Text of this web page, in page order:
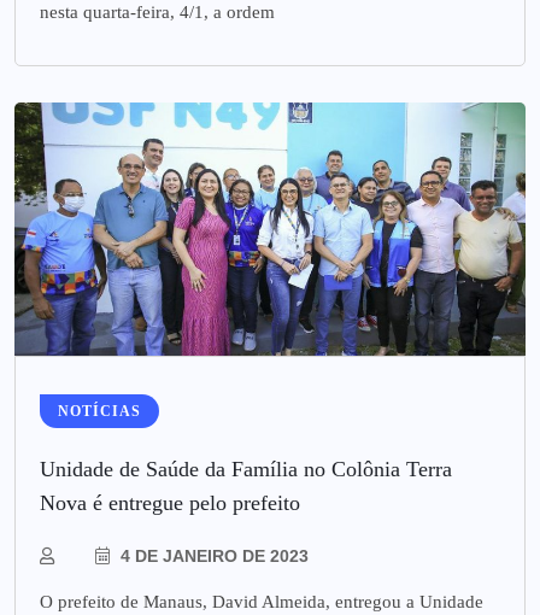
nesta quarta-feira, 4/1, a ordem
NOTÍCIAS
Unidade de Saúde da Família no Colônia Terra
Nova é entregue pelo prefeito
4 DE JANEIRO DE 2023
O prefeito de Manaus, David Almeida, entregou a Unidade